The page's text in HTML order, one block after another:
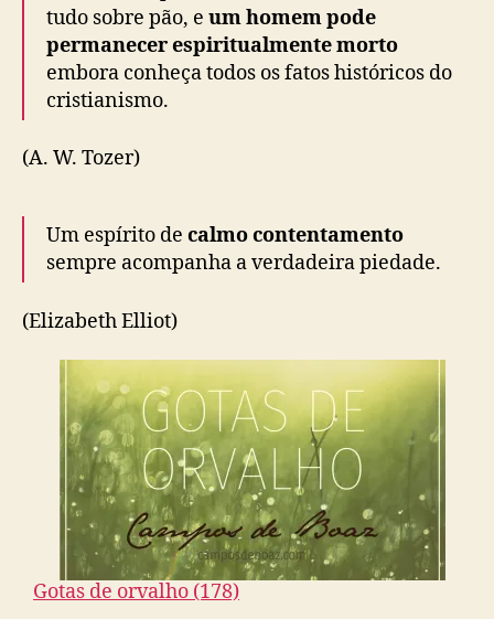
tudo sobre pão, e um homem pode
permanecer espiritualmente morto
embora conheça todos os fatos históricos do
cristianismo.
(A. W. Tozer)
Um espírito de calmo contentamento
sempre acompanha a verdadeira piedade.
(Elizabeth Elliot)
Gotas de orvalho (178)